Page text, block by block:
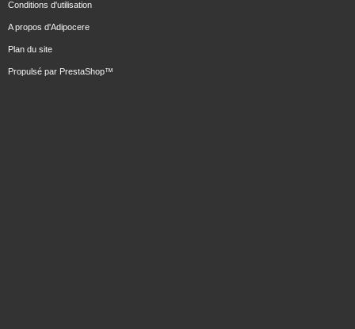
Conditions d'utilisation
A propos d'Adipocere
Plan du site
Propulsé par PrestaShop™